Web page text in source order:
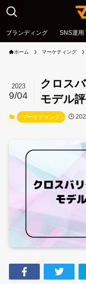
ブランディング SNS運用
ホーム マーケティング
クロス
モデル
2023
9/04
マーケティング